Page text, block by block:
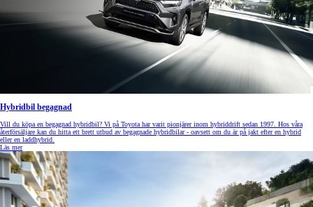
Hybridbil begagnad
Vill du köpa en begagnad hybridbil? Vi på Toyota har varit pionjärer inom hybriddrift sedan 1997. Hos våra
återförsäljare kan du hitta ett brett utbud av begagnade hybridbilar - oavsett om du är på jakt efter en hybrid
eller en laddhybrid.
Läs mer